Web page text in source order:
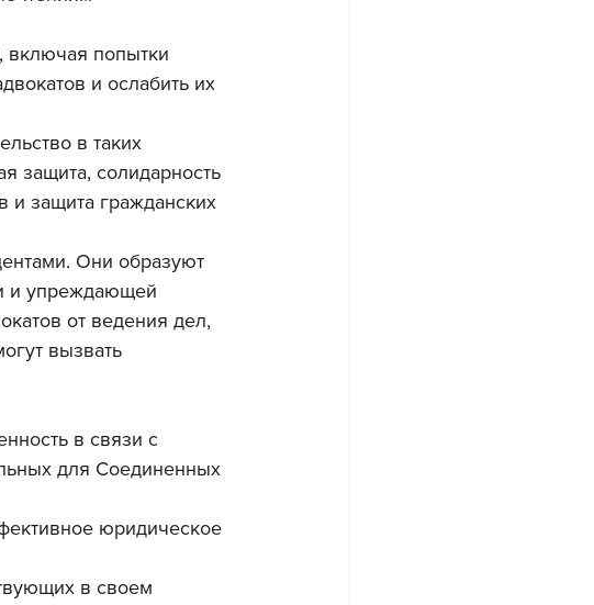
включая попытки
и ослабить их
в таких
защита, солидарность
и защита гражданских
Они образуют
и упреждающей
от ведения дел,
вызвать
в связи с
для Соединенных
юридическое
в своем